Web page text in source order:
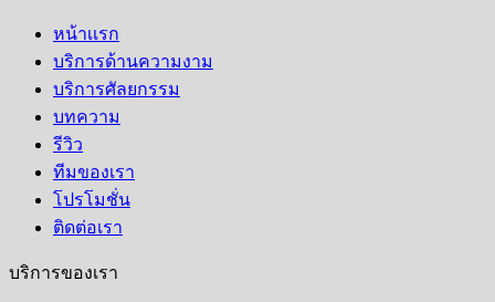
หน้าเเรก
บริการด้านความงาม
บริการศัลยกรรม
บทความ
รีวิว
ทีมของเรา
โปรโมชั่น
ติดต่อเรา
บริการของเรา